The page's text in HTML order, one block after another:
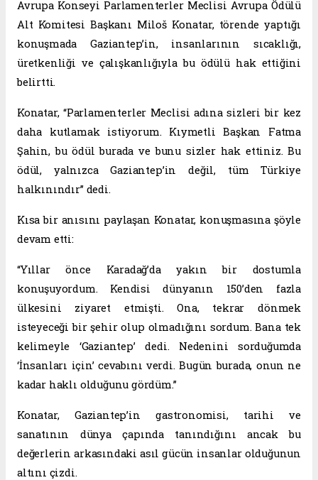
Avrupa Konseyi Parlamenterler Meclisi Avrupa Ödülü
Alt Komitesi Başkanı Miloš Konatar, törende yaptığı
konuşmada Gaziantep’in, insanlarının sıcaklığı,
üretkenliği ve çalışkanlığıyla bu ödülü hak ettiğini
belirtti.
Konatar, “Parlamenterler Meclisi adına sizleri bir kez
daha kutlamak istiyorum. Kıymetli Başkan Fatma
Şahin, bu ödül burada ve bunu sizler hak ettiniz. Bu
ödül, yalnızca Gaziantep’in değil, tüm Türkiye
halkınındır” dedi.
Kısa bir anısını paylaşan Konatar, konuşmasına şöyle
devam etti:
“Yıllar önce Karadağ’da yakın bir dostumla
konuşuyordum. Kendisi dünyanın 150’den fazla
ülkesini ziyaret etmişti. Ona, tekrar dönmek
isteyeceği bir şehir olup olmadığını sordum. Bana tek
kelimeyle ‘Gaziantep’ dedi. Nedenini sorduğumda
‘İnsanları için’ cevabını verdi. Bugün burada, onun ne
kadar haklı olduğunu gördüm.”
Konatar, Gaziantep’in gastronomisi, tarihi ve
sanatının dünya çapında tanındığını ancak bu
değerlerin arkasındaki asıl gücün insanlar olduğunun
altını çizdi.